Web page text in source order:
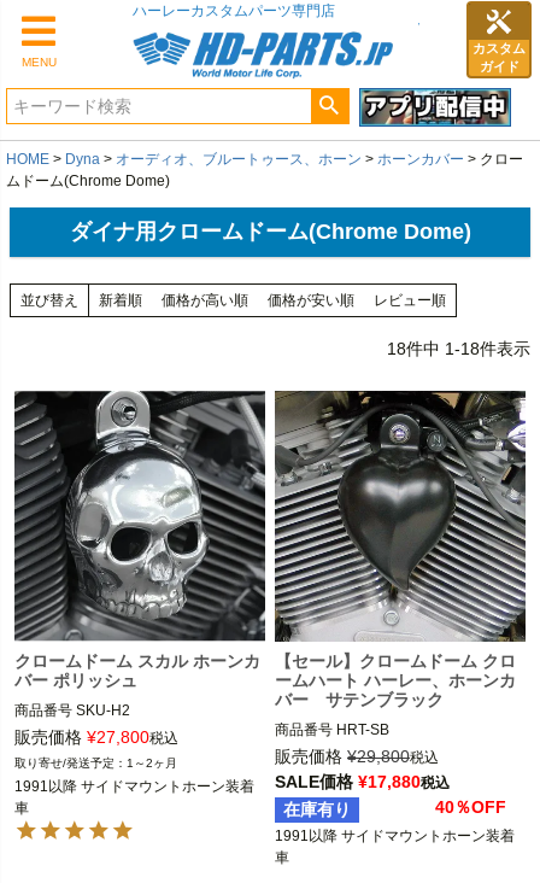
MENU
カスタム
ガイド
HOME Dyna オーディオ、ブルートゥース、ホーン ホーンカバー
クロー
ムドーム(Chrome Dome)
ダイナ用クロームドーム(Chrome Dome)
並び替え 新着順 価格が高い順 価格が安い順 レビュー順
18件中 1-18件表示
クロームドーム スカル ホーンカ
バー ポリッシュ
商品番号 SKU-H2
1991以降 サイドマウントホーン装着
CHROME DOME(クローム ドーム)
販売価格 ¥27,800税込
1～2ヶ月
1991以降 サイドマウントホーン装着
車
【セール】クロームドーム クロ
ームハート ハーレー、ホーンカ
バー サテンブラック
商品番号 HRT-SB
1991以降 サイドマウントホーン装着
車
CHROME DOME(クローム ドーム)
販売価格 ¥29,800税込
SALE価格 ¥17,880税込
在庫有り 40％OFF
1991以降 サイドマウントホーン装着
車